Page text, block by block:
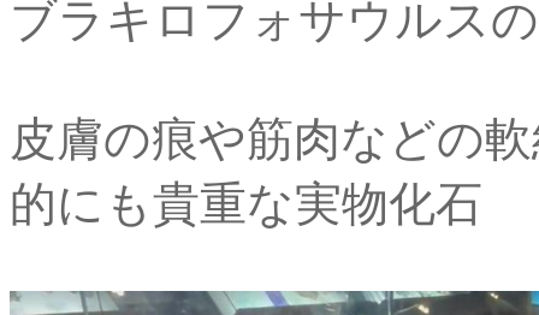
ブラキロフォサウルス
皮膚の痕や筋肉などの
的にも貴重な実物化石